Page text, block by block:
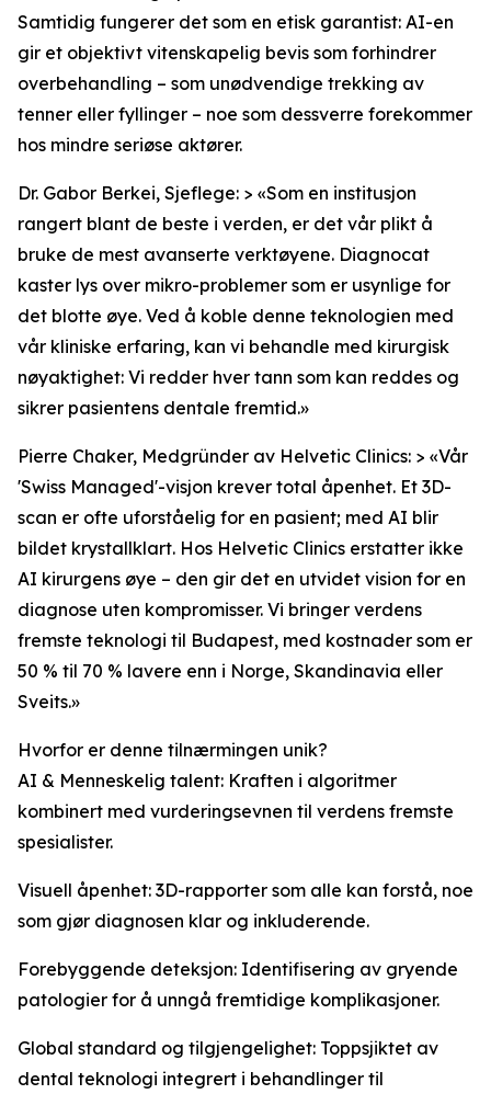
Samtidig fungerer det som en etisk garantist: AI-en
gir et objektivt vitenskapelig bevis som forhindrer
overbehandling – som unødvendige trekking av
tenner eller fyllinger – noe som dessverre forekommer
hos mindre seriøse aktører.
Dr. Gabor Berkei, Sjeflege: > «Som en institusjon
rangert blant de beste i verden, er det vår plikt å
bruke de mest avanserte verktøyene. Diagnocat
kaster lys over mikro-problemer som er usynlige for
det blotte øye. Ved å koble denne teknologien med
vår kliniske erfaring, kan vi behandle med kirurgisk
nøyaktighet: Vi redder hver tann som kan reddes og
sikrer pasientens dentale fremtid.»
Pierre Chaker, Medgründer av Helvetic Clinics: > «Vår
'Swiss Managed'-visjon krever total åpenhet. Et 3D-
scan er ofte uforståelig for en pasient; med AI blir
bildet krystallklart. Hos Helvetic Clinics erstatter ikke
AI kirurgens øye – den gir det en utvidet vision for en
diagnose uten kompromisser. Vi bringer verdens
fremste teknologi til Budapest, med kostnader som er
50 % til 70 % lavere enn i Norge, Skandinavia eller
Sveits.»
Hvorfor er denne tilnærmingen unik?
AI & Menneskelig talent: Kraften i algoritmer
kombinert med vurderingsevnen til verdens fremste
spesialister.
Visuell åpenhet: 3D-rapporter som alle kan forstå, noe
som gjør diagnosen klar og inkluderende.
Forebyggende deteksjon: Identifisering av gryende
patologier for å unngå fremtidige komplikasjoner.
Global standard og tilgjengelighet: Toppsjiktet av
dental teknologi integrert i behandlinger til